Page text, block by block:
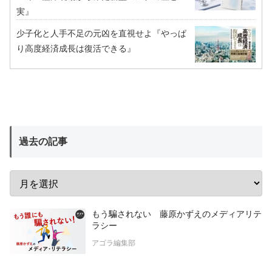
実』
少子化と人手不足の元凶を直視せよ『やっぱ
り高度経済成長は復活できる』
過去の記事
もう騙されない 藤原かずえのメディアリテ
ラシー
アゴラ編集部